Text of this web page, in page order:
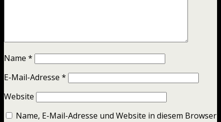
Name *
E-Mail-Adresse *
Website
Name, E-Mail-Adresse und Website in diesem Browser